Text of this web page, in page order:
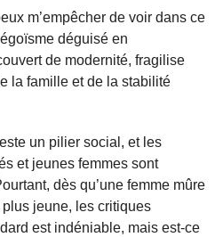
m’empêcher de voir dans ce
déguisé en
de modernité, fragilise
la famille et de la stabilité
un pilier social, et les
et jeunes femmes sont
dès qu’une femme mûre
plus jeune, les critiques
est indéniable, mais est-ce